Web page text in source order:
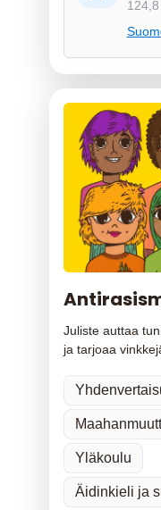
Juliste auttaa
ja tarjoaa
Yläkoulu
Äidinkieli ja